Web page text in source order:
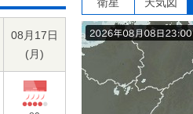
08月17日
(月)